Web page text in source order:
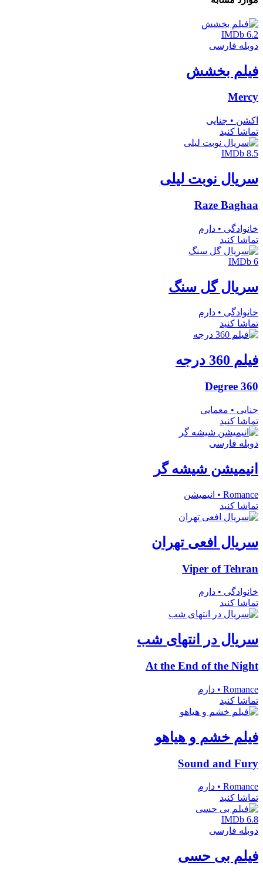
IMDb 6.2
دوبله فارسی
فیلم بخشش
Mercy
اکشن • جنایی
تماشا کنید
IMDb 8.5
سریال نوبت لیلی
Raze Baghaa
خانوادگی • دارم
تماشا کنید
IMDb 6
سریال گل سنگ
خانوادگی • دارم
تماشا کنید
فیلم 360 درجه
360 Degree
جنایی • معمایی
تماشا کنید
دوبله فارسی
انیمیشن شیشه گر
Romance • انیمیشن
تماشا کنید
سریال افعی تهران
Viper of Tehran
خانوادگی • دارم
تماشا کنید
سریال در انتهای شب
At the End of the Night
Romance • دارم
تماشا کنید
فیلم خشم و هیاهو
Sound and Fury
Romance • دارم
تماشا کنید
IMDb 6.8
دوبله فارسی
فیلم بی حسی